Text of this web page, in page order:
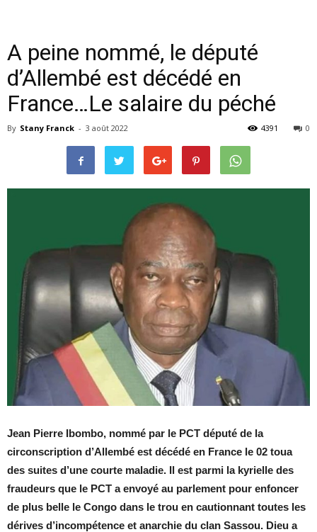
A peine nommé, le député
d’Allembé est décédé en
France…Le salaire du péché
By Stany Franck - 3 août 2022 0
4391
Jean Pierre Ibombo, nommé par le PCT député de la
circonscription d’Allembé est décédé en France le 02 toua
des suites d’une courte maladie. Il est parmi la kyrielle des
fraudeurs que le PCT a envoyé au parlement pour enfoncer
de plus belle le Congo dans le trou en cautionnant toutes les
dérives d’incompétence et anarchie du clan Sassou. Dieu a